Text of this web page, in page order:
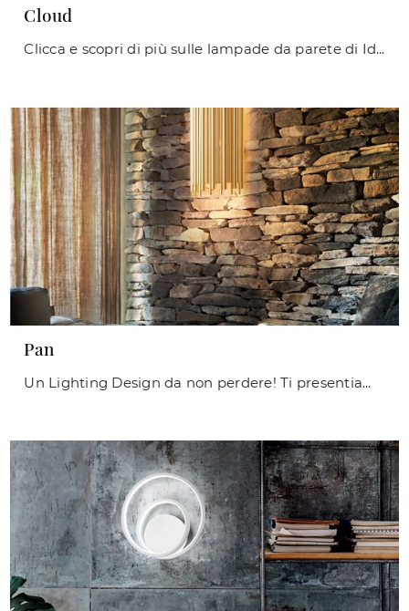
Cloud
Clicca e scopri di più sulle lampade da parete di Ideal Lux: il modello Cloud in metallo ti sta aspettando!
Pan
Un Lighting Design da non perdere! Ti presentiamo la lampada da parete Pan di Ideal Lux.